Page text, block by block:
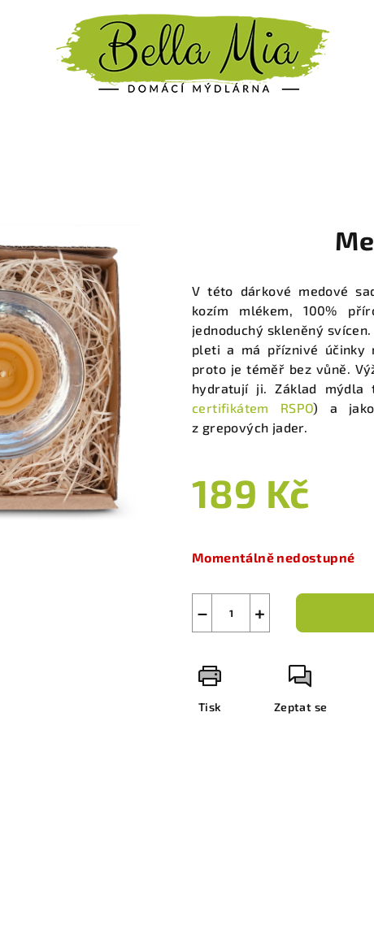
V této dárkové medové
kozím mlékem, 100%
jednoduchý skleněný
pleti a má příznivé účinky
proto je téměř bez vůně.
hydratují ji. Základ
certifikátem RSPO) a jako
z grepových jader.
189 Kč
cena:
Momentálně nedostupné
+
−
Tisk Zeptat se